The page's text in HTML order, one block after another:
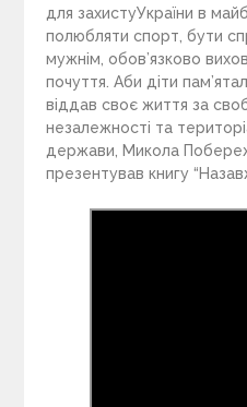
для захистуУкраїни в
полюбляти спорт, бути
мужнім, обов’язково
почуття. Аби діти
віддав своє життя за
незалежності та
держави, Микола
презентував книгу